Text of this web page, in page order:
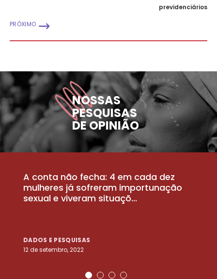
previdenciários
PRÓXIMO
NOSSAS
PESQUISAS
DE OPINIÃO
A conta não fecha: 4 em cada dez
mulheres já sofreram importunação
sexual e viveram situaçõ...
DADOS E PESQUISAS
12 de setembro, 2022